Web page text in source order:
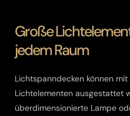
Große
jedem Raum
Lichtspanndecken können
Lichtelementen ausgestattet
überdimensionierte Lampe